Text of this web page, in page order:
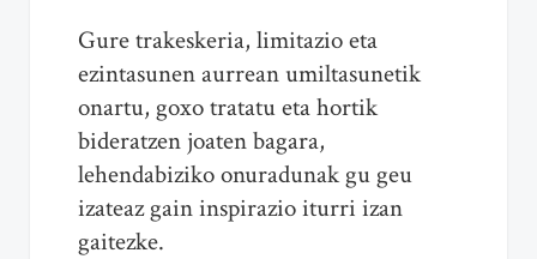
Gure trakeskeria, limitazio eta
ezintasunen aurrean umiltasunetik
onartu, goxo tratatu eta hortik
bideratzen joaten bagara,
lehendabiziko onuradunak gu geu
izateaz gain inspirazio iturri izan
gaitezke.